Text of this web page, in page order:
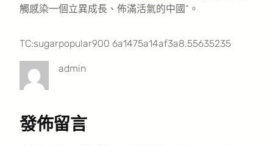
觸感染一個立異成長、佈滿活氣的中國”。
TC:sugarpopular900 6a1475a14af3a8.55635235
admin
發佈留言